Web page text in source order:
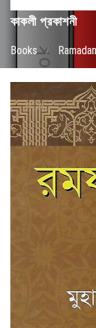
কাকলী প্রকাশনী
Books /